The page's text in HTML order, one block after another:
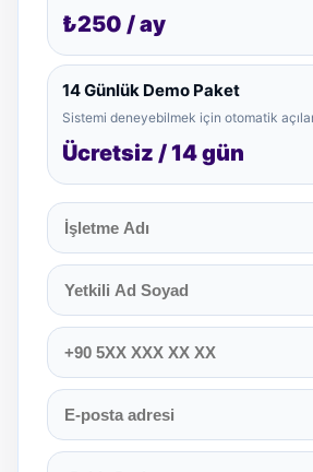
₺250 / ay
14 Günlük Demo Paket
Sistemi deneyebilmek için otomatik
Ücretsiz / 14 gün